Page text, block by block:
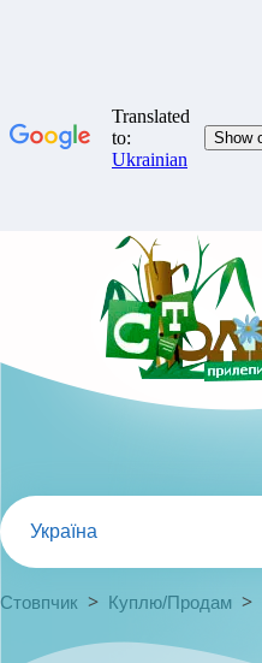
Україна
Стовпчик > Куплю/Продам >